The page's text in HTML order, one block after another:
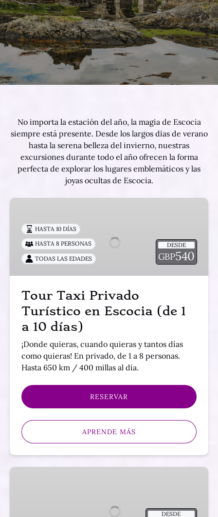
No importa la estación del año, la magia de Escocia
siempre está presente. Desde los largos días de verano
hasta la serena belleza del invierno, nuestras
excursiones durante todo el año ofrecen la forma
perfecta de explorar los lugares emblemáticos y las
joyas ocultas de Escocia.
Tour
Privado
Turístico
Escocia
(de
DESDE
GBP540
HASTA 10 DÍAS
HASTA 8 PERSONAS
TODAS LAS EDADES
Tour Taxi Privado
Turístico en Escocia (de 1
a 10 días)
¡Donde quieras, cuando quieras y tantos días
como quieras! En privado, de 1 a 8 personas.
Hasta 650 km / 400 millas al día.
RESERVAR
APRENDE MÁS
Tour
DESDE